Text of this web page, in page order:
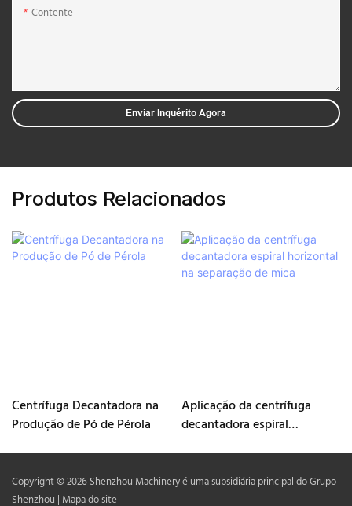
Contente
Enviar Inquérito Agora
Produtos Relacionados
Centrífuga Decantadora na
Produção de Pó de Pérola
Aplicação da centrífuga
decantadora espiral
Copyright © 2026 Shenzhou Machinery é uma subsidiária principal do Grupo
Shenzhou | Mapa do site